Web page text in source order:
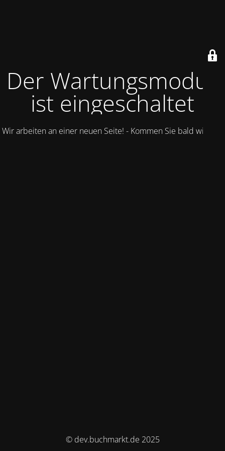
Der Wartungsmodus
ist eingeschaltet
Wir arbeiten an einer neuen Seite! - Kommen Sie bald wieder.
© dev.buchmarkt.de 2025